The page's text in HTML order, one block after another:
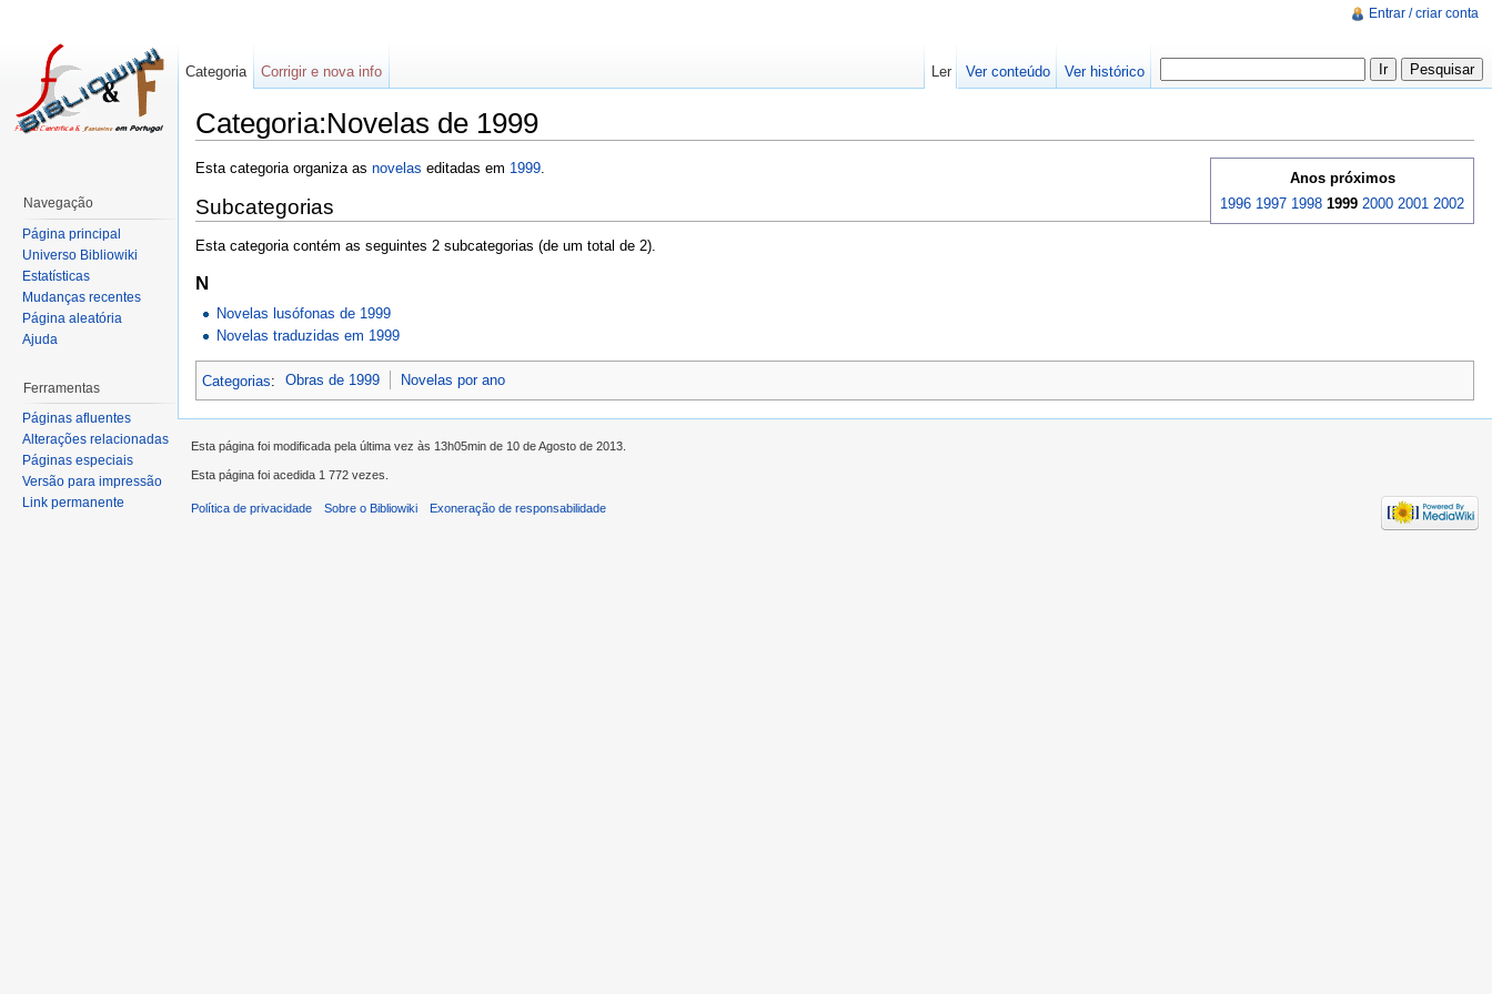
Categoria:Novelas de 1999
Anos próximos
1996 1997 1998 1999 2000 2001 2002
Esta categoria organiza as novelas editadas em 1999.
Subcategorias
Esta categoria contém as seguintes 2 subcategorias (de um total de 2).
N
Novelas lusófonas de 1999
Novelas traduzidas em 1999
Categorias: Obras de 1999 Novelas por ano
Entrar / criar conta
Categoria Corrigir e nova info Ler Ver conteúdo Ver histórico
Navegação
Página principal
Universo Bibliowiki
Estatísticas
Mudanças recentes
Página aleatória
Ajuda
Ferramentas
Páginas afluentes
Alterações relacionadas
Páginas especiais
Versão para impressão
Link permanente
Esta página foi modificada pela última vez às 13h05min de 10 de Agosto de 2013.
Esta página foi acedida 1 772 vezes.
Política de privacidade Sobre o Bibliowiki Exoneração de responsabilidade